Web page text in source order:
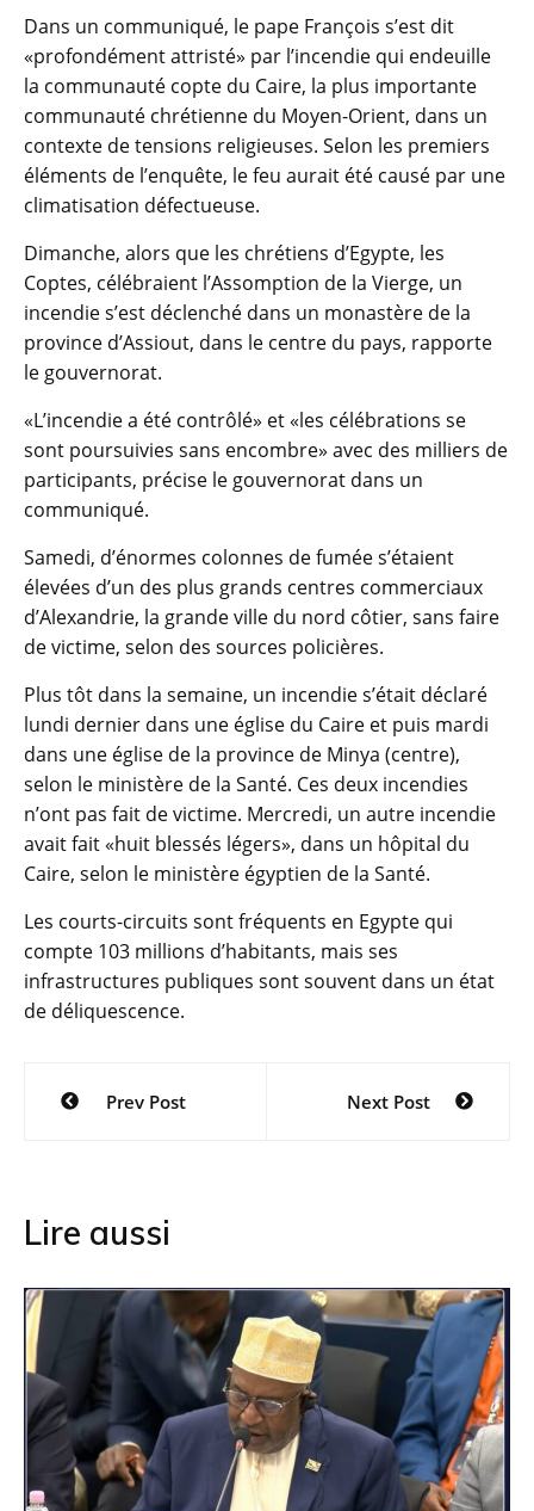
Dans un communiqué, le pape François s’est dit
«profondément attristé» par l’incendie qui endeuille
la communauté copte du Caire, la plus importante
communauté chrétienne du Moyen-Orient, dans un
contexte de tensions religieuses. Selon les premiers
éléments de l’enquête, le feu aurait été causé par une
climatisation défectueuse.
Dimanche, alors que les chrétiens d’Egypte, les
Coptes, célébraient l’Assomption de la Vierge, un
incendie s’est déclenché dans un monastère de la
province d’Assiout, dans le centre du pays, rapporte
le gouvernorat.
«L’incendie a été contrôlé» et «les célébrations se
sont poursuivies sans encombre» avec des milliers de
participants, précise le gouvernorat dans un
communiqué.
Samedi, d’énormes colonnes de fumée s’étaient
élevées d’un des plus grands centres commerciaux
d’Alexandrie, la grande ville du nord côtier, sans faire
de victime, selon des sources policières.
Plus tôt dans la semaine, un incendie s’était déclaré
lundi dernier dans une église du Caire et puis mardi
dans une église de la province de Minya (centre),
selon le ministère de la Santé. Ces deux incendies
n’ont pas fait de victime. Mercredi, un autre incendie
avait fait «huit blessés légers», dans un hôpital du
Caire, selon le ministère égyptien de la Santé.
Les courts-circuits sont fréquents en Egypte qui
compte 103 millions d’habitants, mais ses
infrastructures publiques sont souvent dans un état
de déliquescence.
Navigation
Prev Post Next Post
Lire aussi